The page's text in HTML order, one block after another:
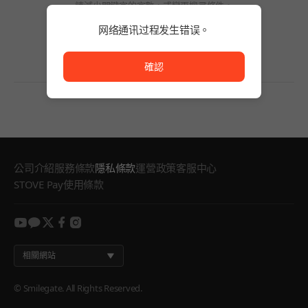
請減少關鍵字的字數，或變更搜尋條件。
公司介紹服務條款隱私條款運營政策客服中心
STOVE Pay使用條款
youtube
kakao
twitter
facebook
instagram
相關網站
© Smilegate. All Rights Reserved.
网络通讯过程发生错误。
確認